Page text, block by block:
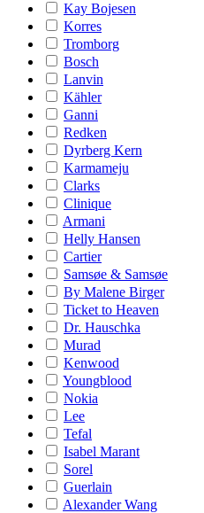
Kay Bojesen
Korres
Tromborg
Bosch
Lanvin
Kähler
Ganni
Redken
Dyrberg Kern
Karmameju
Clarks
Clinique
Armani
Helly Hansen
Cartier
Samsøe & Samsøe
By Malene Birger
Ticket to Heaven
Dr. Hauschka
Murad
Kenwood
Youngblood
Nokia
Lee
Tefal
Isabel Marant
Sorel
Guerlain
Alexander Wang